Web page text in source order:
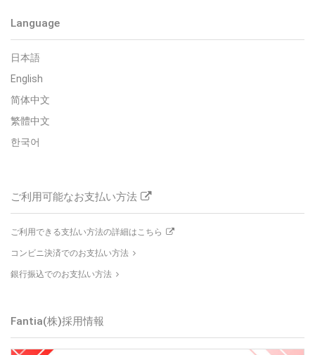
Language
日本語
English
简体中文
繁體中文
한국어
ご利用可能なお支払い方法
ご利用できる支払い方法の詳細はこちら
コンビニ決済でのお支払い方法
銀行振込でのお支払い方法
Fantia(株)採用情報